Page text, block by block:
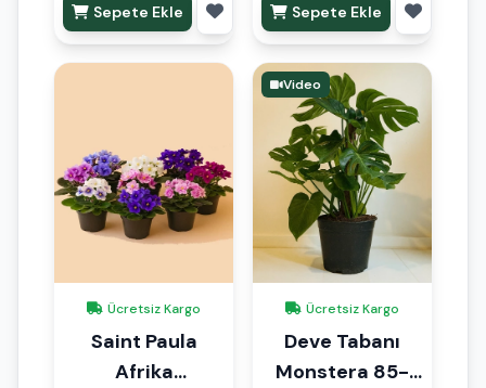
Sepete Ekle Sepete Ekle
Ücretsiz Kargo
Saint Paula
Afrika
Video
Ücretsiz Kargo
Deve Tabanı
Monstera 85-